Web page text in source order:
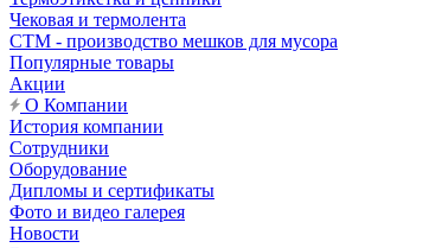
Чековая и термолента
СТМ - производство мешков для мусора
Популярные товары
Акции
О Компании
История компании
Сотрудники
Оборудование
Дипломы и сертификаты
Фото и видео галерея
Новости